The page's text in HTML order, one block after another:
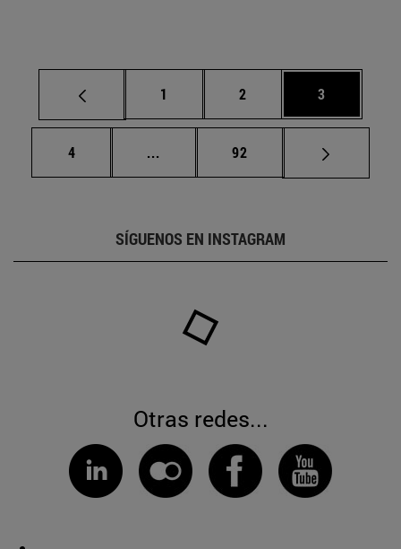
Página
1 Página
2 Página
3
Página
4 ... Páginas intermedias Use TAB para
Página
92
SÍGUENOS EN INSTAGRAM
Otras redes...